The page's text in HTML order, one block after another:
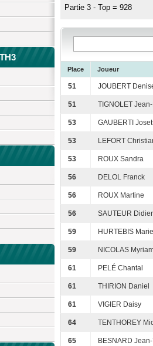
Partie 3 - Top = 928
Place Joueur
51 JOUBERT
51 TIGNOLET
53 GAUBERTI
53 LEFORT
53 ROUX Sandra
56 DELOL Franck
56 ROUX Martine
56 SAUTEUR Didier
59 HURTEBIS
59 NICOLAS
61 PELÉ Chantal
61 THIRION Daniel
61 VIGIER Daisy
64 TENTHOREY
65 BESNARD